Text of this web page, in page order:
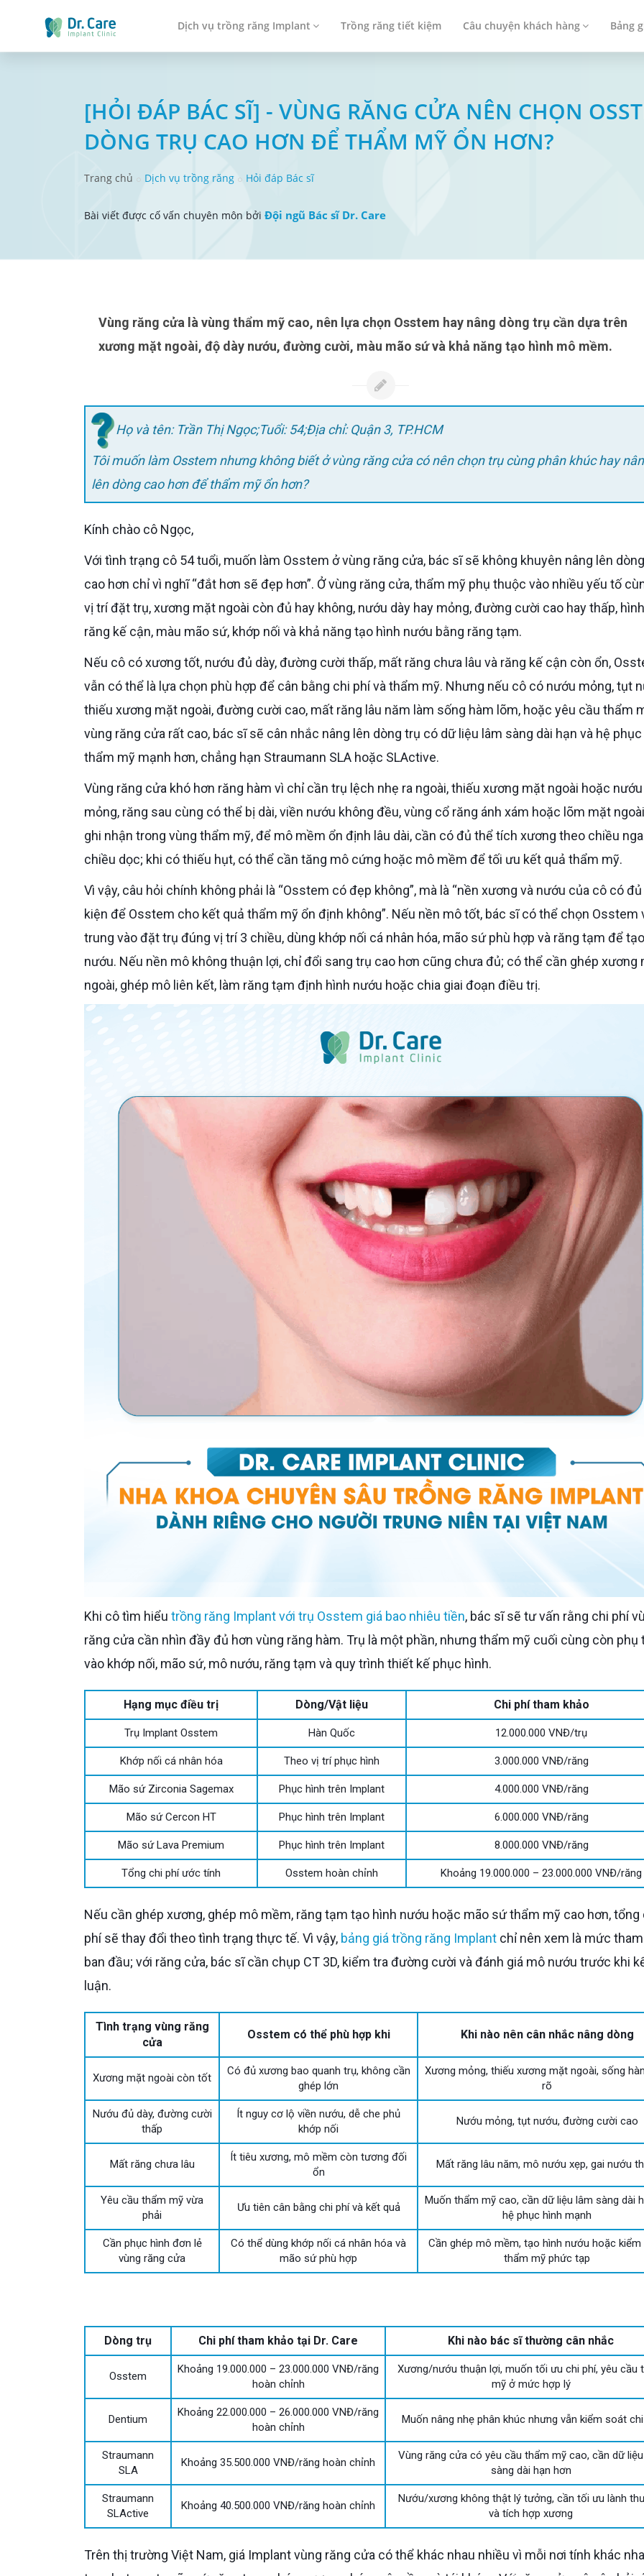
Dịch vụ trồng răng Implant Trồng răng tiết kiệm Câu chuyện khách hàng Bảng
[HỎI ĐÁP BÁC SĨ] - VÙNG RĂNG CỬA NÊN CHỌN
DÒNG TRỤ CAO HƠN ĐỂ THẨM MỸ ỔN HƠN?
Trang chủ Dịch vụ trồng răng Hỏi đáp Bác sĩ
Bài viết được cố vấn chuyên môn bởi Đội ngũ Bác sĩ Dr. Care
Vùng răng cửa là vùng thẩm mỹ cao, nên lựa chọn Osstem hay nâng dòng trụ cần dựa trên
xương mặt ngoài, độ dày nướu, đường cười, màu mão sứ và khả năng tạo hình mô mềm.
Họ và tên: Trần Thị Ngọc;Tuổi: 54;Địa chỉ: Quận 3, TP.HCM
Tôi muốn làm Osstem nhưng không biết ở vùng răng cửa có nên chọn trụ cùng phân khúc hay
lên dòng cao hơn để thẩm mỹ ổn hơn?
Kính chào cô Ngọc,
Với tình trạng cô 54 tuổi, muốn làm Osstem ở vùng răng cửa, bác sĩ sẽ không khuyên nâng lên dòng trụ
cao hơn chỉ vì nghĩ “đắt hơn sẽ đẹp hơn”. Ở vùng răng cửa, thẩm mỹ phụ thuộc vào nhiều yếu tố
vị trí đặt trụ, xương mặt ngoài còn đủ hay không, nướu dày hay mỏng, đường cười cao hay thấp,
răng kế cận, màu mão sứ, khớp nối và khả năng tạo hình nướu bằng răng tạm.
Nếu cô có xương tốt, nướu đủ dày, đường cười thấp, mất răng chưa lâu và răng kế cận còn ổn, Osstem
vẫn có thể là lựa chọn phù hợp để cân bằng chi phí và thẩm mỹ. Nhưng nếu cô có nướu mỏng, tụt
thiếu xương mặt ngoài, đường cười cao, mất răng lâu năm làm sống hàm lõm, hoặc yêu cầu thẩm
vùng răng cửa rất cao, bác sĩ sẽ cân nhắc nâng lên dòng trụ có dữ liệu lâm sàng dài hạn và hệ
thẩm mỹ mạnh hơn, chẳng hạn Straumann SLA hoặc SLActive.
Vùng răng cửa khó hơn răng hàm vì chỉ cần trụ lệch nhẹ ra ngoài, thiếu xương mặt ngoài hoặc nướu quá
mỏng, răng sau cùng có thể bị dài, viền nướu không đều, vùng cổ răng ánh xám hoặc lõm mặt
ghi nhận trong vùng thẩm mỹ, để mô mềm ổn định lâu dài, cần có đủ thể tích xương theo chiều
chiều dọc; khi có thiếu hụt, có thể cần tăng mô cứng hoặc mô mềm để tối ưu kết quả thẩm mỹ.
Vì vậy, câu hỏi chính không phải là “Osstem có đẹp không”, mà là “nền xương và nướu của cô có đủ điều
kiện để Osstem cho kết quả thẩm mỹ ổn định không”. Nếu nền mô tốt, bác sĩ có thể chọn Osstem
trung vào đặt trụ đúng vị trí 3 chiều, dùng khớp nối cá nhân hóa, mão sứ phù hợp và răng tạm để
nướu. Nếu nền mô không thuận lợi, chỉ đổi sang trụ cao hơn cũng chưa đủ; có thể cần ghép xương
ngoài, ghép mô liên kết, làm răng tạm định hình nướu hoặc chia giai đoạn điều trị.
Khi cô tìm hiểu trồng răng Implant với trụ Osstem giá bao nhiêu tiền, bác sĩ sẽ tư vấn rằng chi phí
răng cửa cần nhìn đầy đủ hơn vùng răng hàm. Trụ là một phần, nhưng thẩm mỹ cuối cùng còn phụ
vào khớp nối, mão sứ, mô nướu, răng tạm và quy trình thiết kế phục hình.
Hạng mục điều trị Dòng/Vật liệu Chi phí tham khảo
Trụ Implant Osstem Hàn Quốc 12.000.000 VNĐ/trụ
Khớp nối cá nhân hóa Theo vị trí phục hình 3.000.000 VNĐ/răng
Mão sứ Zirconia Sagemax Phục hình trên Implant 4.000.000 VNĐ/răng
Mão sứ Cercon HT Phục hình trên Implant 6.000.000 VNĐ/răng
Mão sứ Lava Premium Phục hình trên Implant 8.000.000 VNĐ/răng
Tổng chi phí ước tính Osstem hoàn chỉnh Khoảng 19.000.000 – 23.000.000 VNĐ/răng
Nếu cần ghép xương, ghép mô mềm, răng tạm tạo hình nướu hoặc mão sứ thẩm mỹ cao hơn, tổng chi
phí sẽ thay đổi theo tình trạng thực tế. Vì vậy, bảng giá trồng răng Implant chỉ nên xem là mức
ban đầu; với răng cửa, bác sĩ cần chụp CT 3D, kiểm tra đường cười và đánh giá mô nướu trước khi
luận.
Tình trạng vùng răng
cửa
Osstem có thể phù hợp khi Khi nào nên cân nhắc nâng dòng
Xương mặt ngoài còn tốt
Có đủ xương bao quanh trụ, không cần
ghép lớn
Xương mỏng, thiếu xương mặt ngoài, sống
rõ
Nướu đủ dày, đường cười
thấp
Ít nguy cơ lộ viền nướu, dễ che phủ
khớp nối
Nướu mỏng, tụt nướu, đường cười cao
Mất răng chưa lâu
Ít tiêu xương, mô mềm còn tương đối
ổn
Mất răng lâu năm, mô nướu xẹp, gai nướu
Yêu cầu thẩm mỹ vừa
phải
Ưu tiên cân bằng chi phí và kết quả
Muốn thẩm mỹ cao, cần dữ liệu lâm sàng dài
hệ phục hình mạnh
Cần phục hình đơn lẻ
vùng răng cửa
Có thể dùng khớp nối cá nhân hóa và
mão sứ phù hợp
Cần ghép mô mềm, tạo hình nướu hoặc
thẩm mỹ phức tạp
Dòng trụ Chi phí tham khảo tại Dr. Care Khi nào bác sĩ thường cân nhắc
Osstem
Khoảng 19.000.000 – 23.000.000 VNĐ/răng
hoàn chỉnh
Xương/nướu thuận lợi, muốn tối ưu chi phí, yêu cầu
mỹ ở mức hợp lý
Dentium
Khoảng 22.000.000 – 26.000.000 VNĐ/răng
hoàn chỉnh
Muốn nâng nhẹ phân khúc nhưng vẫn kiểm soát
Straumann
SLA
Khoảng 35.500.000 VNĐ/răng hoàn chỉnh
Vùng răng cửa có yêu cầu thẩm mỹ cao, cần dữ
sàng dài hạn hơn
Straumann
SLActive
Khoảng 40.500.000 VNĐ/răng hoàn chỉnh
Nướu/xương không thật lý tưởng, cần tối ưu lành
và tích hợp xương
Trên thị trường Việt Nam, giá Implant vùng răng cửa có thể khác nhau nhiều vì mỗi nơi tính khác nhau về